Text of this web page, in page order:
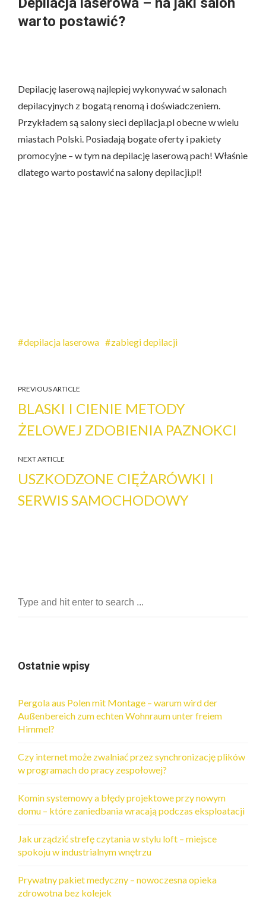
warto postawić?
Depilację laserową najlepiej wykonywać w salonach
depilacyjnych z bogatą renomą i doświadczeniem.
Przykładem są salony sieci depilacja.pl obecne w wielu
miastach Polski. Posiadają bogate oferty i pakiety
promocyjne – w tym na depilację laserową pach! Właśnie
dlatego warto postawić na salony depilacji.pl!
depilacja laserowa zabiegi depilacji
PREVIOUS ARTICLE
BLASKI I CIENIE METODY
ŻELOWEJ ZDOBIENIA PAZNOKCI
NEXT ARTICLE
USZKODZONE CIĘŻARÓWKI I
SERWIS SAMOCHODOWY
Ostatnie wpisy
Pergola aus Polen mit Montage – warum wird der
Außenbereich zum echten Wohnraum unter freiem
Himmel?
Czy internet może zwalniać przez synchronizację plików
w programach do pracy zespołowej?
Komin systemowy a błędy projektowe przy nowym
domu – które zaniedbania wracają podczas eksploatacji
Jak urządzić strefę czytania w stylu loft – miejsce
spokoju w industrialnym wnętrzu
Prywatny pakiet medyczny – nowoczesna opieka
zdrowotna bez kolejek